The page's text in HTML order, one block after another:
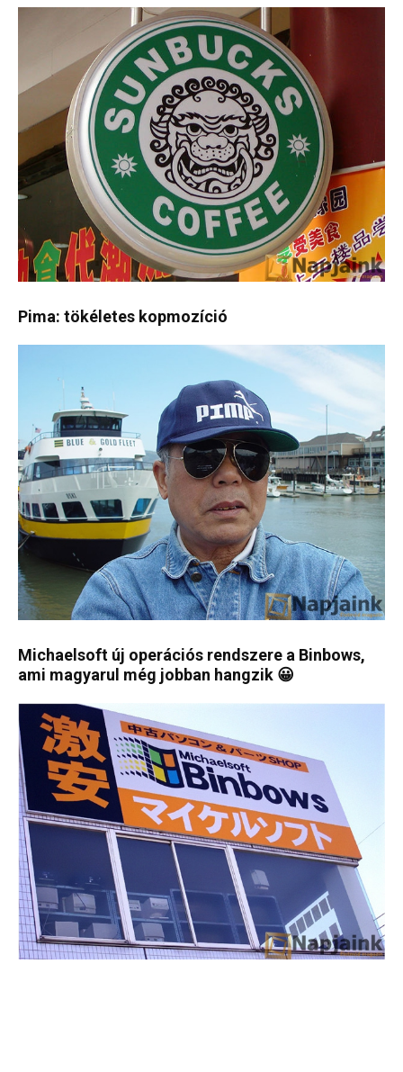
Pima: tökéletes kopmozíció
Michaelsoft új operációs rendszere a Binbows,
ami magyarul még jobban hangzik 😀